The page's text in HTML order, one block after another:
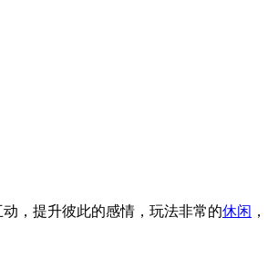
，提升彼此的感情，玩法非常的休闲 ，